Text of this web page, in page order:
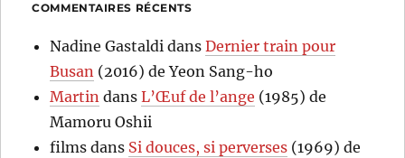
COMMENTAIRES RÉCENTS
Nadine Gastaldi dansDernier train pour
Busan (2016) de Yeon Sang-ho
Martin dansL’Œuf de l’ange (1985) de
Mamoru Oshii
films dans Si douces, si perverses (1969) de